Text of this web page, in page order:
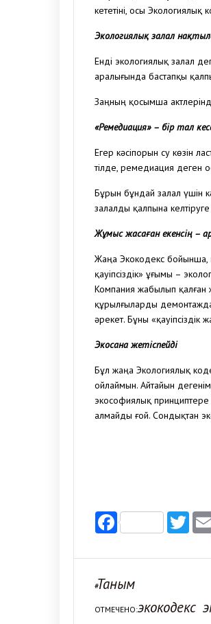
кететіні, осы Экологиялық
Экологиялық залал
Енді экологиялық залал
аралығында бастапқы
Заңның қосымша
«Ремедиация» – бір тал
Егер кәсіпорын су көзін
тілде, ремедиация деген
Бұрын бұндай залал үшін
залалды қалпына
Жұмыс жасаған екенсің –
Жаңа Экокодекс бойынша,
қауіпсіздік» ұғымы –
Компания жабылып қалған
құрылғыларды
әрекет. Бұны
Экосана жетіспейді
Бұл жаңа Экологиялық
ойлаймын. Айтайын
экософиялық
алмайды ғой. Сондықтан
Facebook
#Таным
ОТМЕЧЕНО:экокодекс